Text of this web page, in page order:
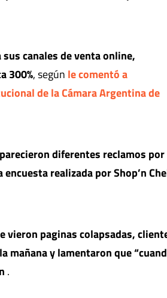
canales de venta online,
300%, según le comentó a
de la Cámara Argentina de
diferentes reclamos
realizada por Shop’n
vieron paginas colapsadas,
mañana y lamentaron que
.